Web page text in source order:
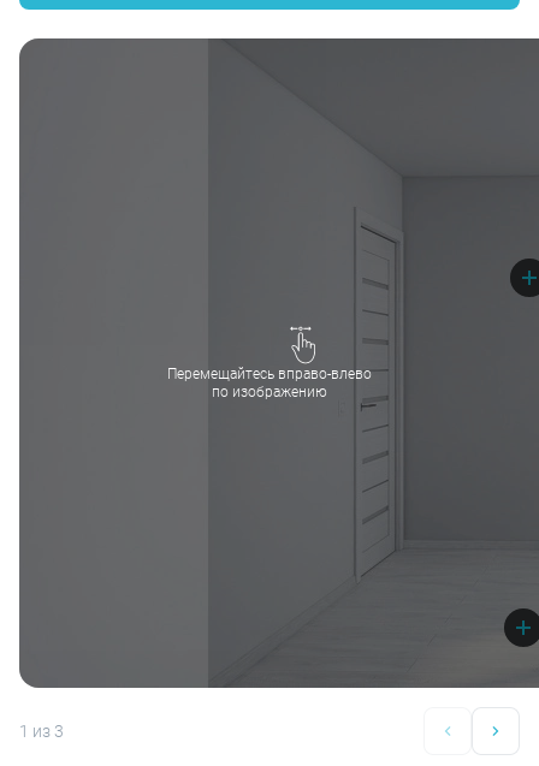
Перемещайтесь вправо-влево
по изображению
1 из 3